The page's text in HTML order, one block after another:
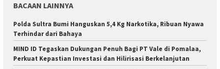
BACAAN LAINNYA
Polda Sultra Bumi Hanguskan 5,4 Kg Narkotika, Ribuan Nyawa
Terhindar dari Bahaya
MIND ID Tegaskan Dukungan Penuh Bagi PT Vale di Pomalaa,
Perkuat Kepastian Investasi dan Hilirisasi Berkelanjutan